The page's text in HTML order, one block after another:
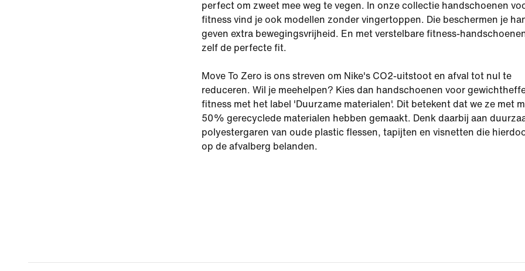
perfect om zweet mee weg te vegen. In onze collectie handschoenen
fitness vind je ook modellen zonder vingertoppen. Die beschermen je
geven extra bewegingsvrijheid. En met verstelbare fitness-
zelf de perfecte fit.
Move To Zero is ons streven om Nike's CO2-uitstoot en afval tot nul te
reduceren. Wil je meehelpen? Kies dan handschoenen voor
fitness met het label 'Duurzame materialen'. Dit betekent dat we ze met
50% gerecyclede materialen hebben gemaakt. Denk daarbij aan
polyestergaren van oude plastic flessen, tapijten en visnetten die
op de afvalberg belanden.